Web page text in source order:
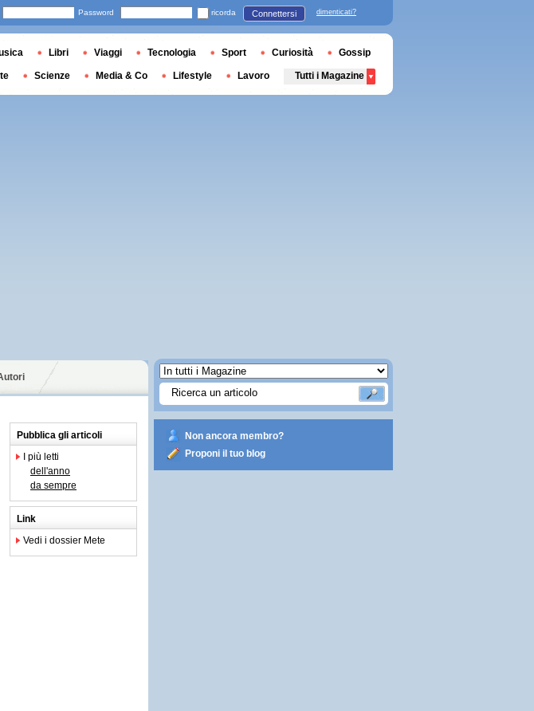
Pubblica gli articoli
I più letti
dell'anno
da sempre
Link
Vedi i dossier Mete
Non ancora membro?
Proponi il tuo blog
Password ricorda Connettersi dimenticati?
Libri Viaggi Tecnologia Sport Curiosità Gossip
Scienze Media & Co Lifestyle Lavoro Tutti i Magazine